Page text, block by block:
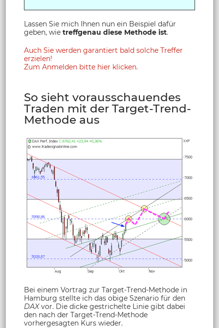
Lassen Sie mich Ihnen nun ein Beispiel dafür
geben, wie treffgenau diese Methode ist.
Auch Sie werden garantiert bald solche Treffer
erzielen!
Zum Anmelden bitte hier klicken.
So sieht vorausschauendes
Traden mit der Target-Trend-
Methode aus
Bei einem Vortrag zur Target-Trend-Methode in
Hamburg stellte ich das obige Szenario für den
DAXvor. Die dicke gestrichelte Linie gibt dabei
den nach der Target-Trend-Methode
vorhergesagten Kurs wieder.